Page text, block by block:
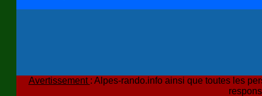
Avertissement : Alpes-rando.info ainsi que toutes les